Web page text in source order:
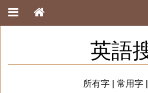
英語
所有字| 常用字|